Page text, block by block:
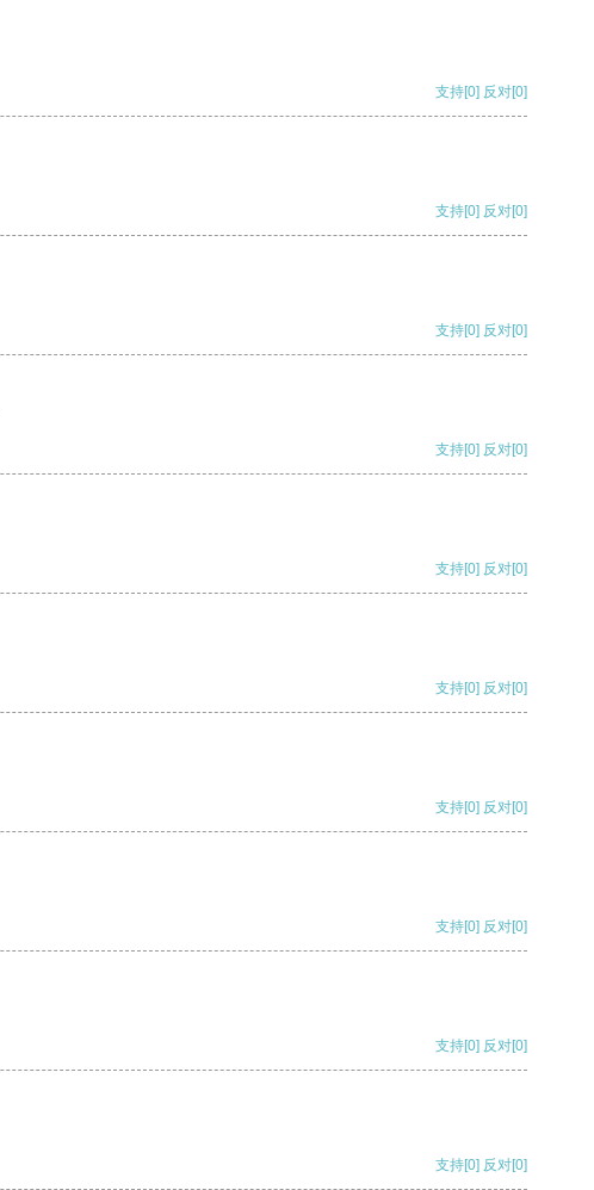
支持[0] 反对[0]
支持[0] 反对[0]
支持[0] 反对[0]
支持[0] 反对[0]
支持[0] 反对[0]
支持[0] 反对[0]
支持[0] 反对[0]
支持[0] 反对[0]
支持[0] 反对[0]
支持[0] 反对[0]